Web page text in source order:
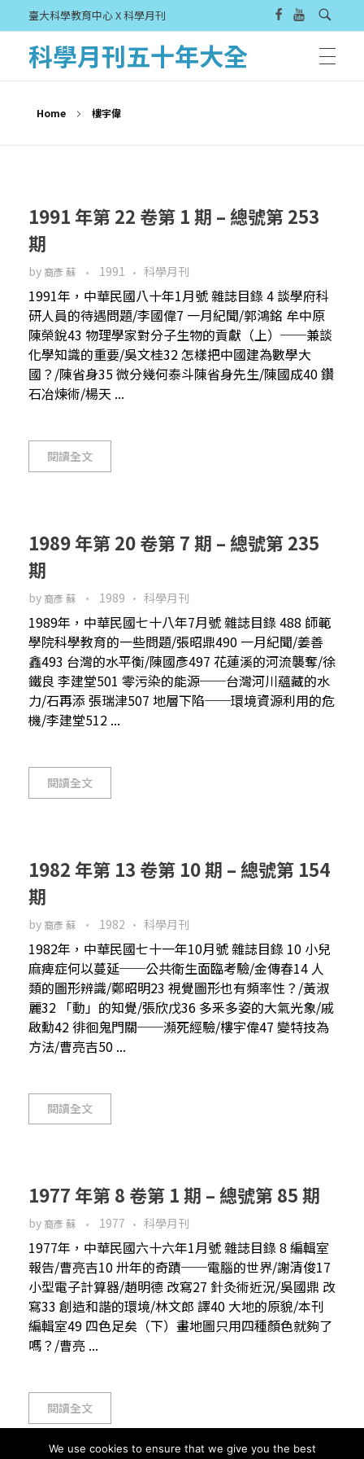
臺大科學教育中心 X 科學月刊
科學月刊五十年大全
Home 樓宇偉
1991 年第 22 卷第 1 期 – 總號第 253
期
by 裔彥 蘇 1991 科學月刊
1991年，中華民國八十年1月號 雜誌目錄 4 談學府科
研人員的待遇問題/李國偉7 一月紀聞/郭鴻銘 牟中原
陳榮銳43 物理學家對分子生物的貢獻（上）──兼談
化學知識的重要/吳文桂32 怎樣把中國建為數學大
國？/陳省身35 微分幾何泰斗陳省身先生/陳國成40 鑽
石冶煉術/楊天 ...
閱讀全文
1989 年第 20 卷第 7 期 – 總號第 235
期
by 裔彥 蘇 1989 科學月刊
1989年，中華民國七十八年7月號 雜誌目錄 488 師範
學院科學教育的一些問題/張昭鼎490 一月紀聞/姜善
鑫493 台灣的水平衡/陳國彥497 花蓮溪的河流襲奪/徐
鐵良 李建堂501 零污染的能源──台灣河川蘊藏的水
力/石再添 張瑞津507 地層下陷──環境資源利用的危
機/李建堂512 ...
閱讀全文
1982 年第 13 卷第 10 期 – 總號第 154
期
by 裔彥 蘇 1982 科學月刊
1982年，中華民國七十一年10月號 雜誌目錄 10 小兒
麻痺症何以蔓延──公共衛生面臨考驗/金傳春14 人
類的圖形辨識/鄭昭明23 視覺圖形也有頻率性？/黃淑
麗32 「動」的知覺/張欣戊36 多釆多姿的大氣光象/戚
啟勳42 徘徊鬼門關──瀕死經驗/樓宇偉47 變特技為
方法/曹亮吉50 ...
閱讀全文
1977 年第 8 卷第 1 期 – 總號第 85 期
by 裔彥 蘇 1977 科學月刊
1977年，中華民國六十六年1月號 雜誌目錄 8 編輯室
報告/曹亮吉10 卅年的奇蹟──電腦的世界/謝清俊17
小型電子計算器/趙明德 改寫27 針灸術近況/吳國鼎 改
寫33 創造和諧的環境/林文郎 譯40 大地的原貌/本刊
編輯室49 四色足矣（下）畫地圖只用四種顏色就夠了
嗎？/曹亮 ...
閱讀全文
We use cookies to ensure that we give you the best